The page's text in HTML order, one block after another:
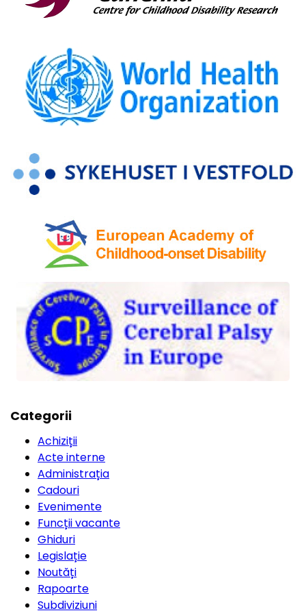
Categorii
Achiziții
Acte interne
Administrația
Cadouri
Evenimente
Funcții vacante
Ghiduri
Legislație
Noutăți
Rapoarte
Subdiviziuni